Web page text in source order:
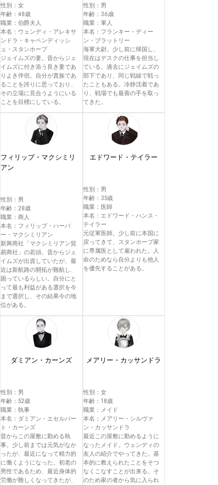
性別：女
年齢：48歳
職業：伯爵夫人
本名：ウェンディ・アレキサ
ンドラ・キャベンディッシ
ュ・スタンホープ
ジェイムズの妻。昔からジェ
イムズに付き添う良き妻であ
りよき伴侶。自分が貴族であ
ることを誇りに思っており、
その立場に見合うようにいる
ことを目標にしている。
性別：男
年齢：36歳
職業：軍人
本名：フランキー・ディー
ン・ブラットリー
海軍大尉。少し前に帰国し、
現在はデスクの仕事を担当し
ている。過去にジェイムズの
部下であり、同じ戦線で戦っ
たこともある。冷静沈着であ
り、戦場でも最善の手を取っ
フィリップ・マクシミリ
アン
性別：男
年齢：28歳
職業：商人
本名：フィリップ・ハーバ
ー・マクシミリアン
新興商社「マクシミリアン貿
易商社」の若頭。昔からジェ
イムズが出資していたが、最
近は新航路の開拓が難航し、
困っているらしい。自分にと
って最も利益がある選択を今
まで選択し、その結果今の地
エドワード・テイラー
性別：男
年齢：35歳
職業：医師
本名：エドワード・ハンス・
テイラー
元従軍医師。少し前に本国に
戻ってきて、スタンホープ家
に専属医として雇われた。人
命のためなら自分よりも他人
ダミアン・カーンズ
性別：男
年齢：52歳
職業：執事
本名：ダミアン・エセルバー
ト・カーンズ
昔からこの屋敷に勤める執
事。少し前までは元気がなか
ったが、最近になって精力的
に働くようになった。初老の
男性であるため、最近身体的
労働が難しくなってきたが、
メアリー・カッサンドラ
性別：女
年齢：18歳
職業：メイド
本名：メアリー・シルヴァ
ン・カッサンドラ
最近この屋敷に勤めるように
なったメイド。ウェンディの
友人の紹介でやってきた。基
本的に教えられたことをそつ
なくこなすことが出来る。そ
のため家の者から気に入られ